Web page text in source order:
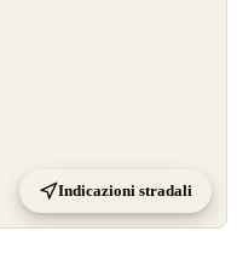
Indicazioni stradali